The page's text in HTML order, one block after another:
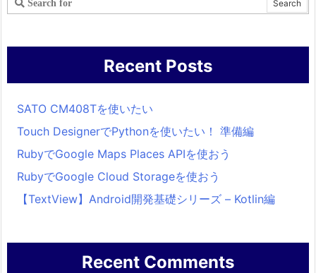
Recent Posts
SATO CM408Tを使いたい
Touch DesignerでPythonを使いたい！ 準備編
RubyでGoogle Maps Places APIを使おう
RubyでGoogle Cloud Storageを使おう
【TextView】Android開発基礎シリーズ – Kotlin編
Recent Comments